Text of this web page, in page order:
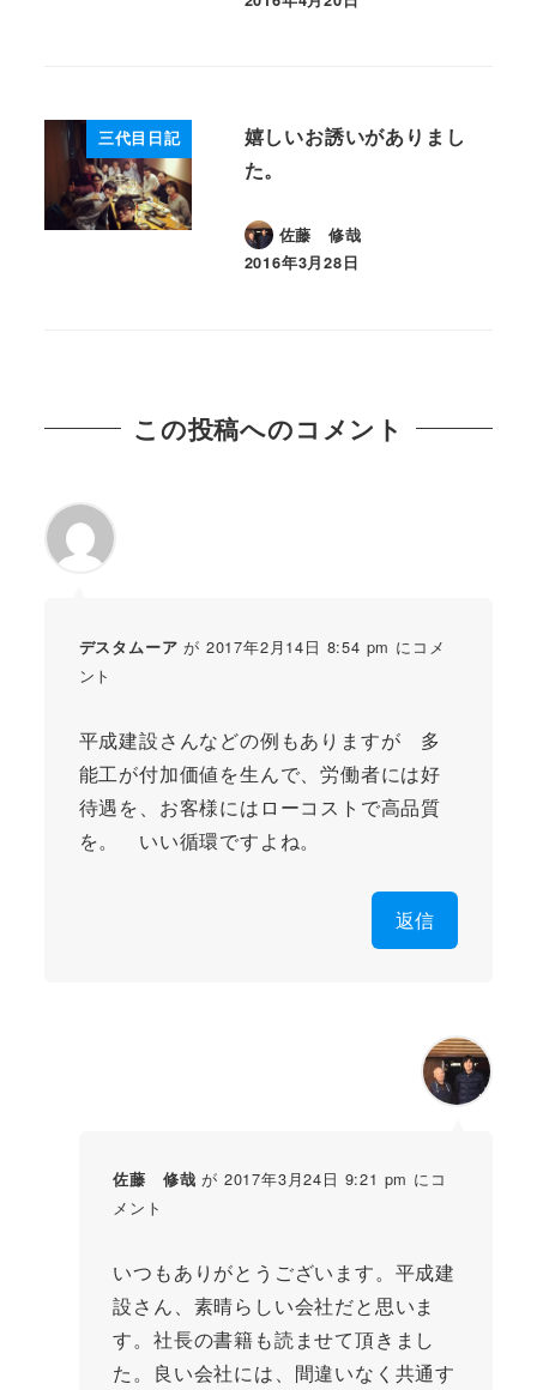
投稿日
三代目日記
嬉しいお誘いがありまし
た。
佐藤 修哉
投稿日
2016年3月28日
この投稿へのコメント
デスタムーア が 2017年2月14日 8:54 pm にコメ
ント
平成建設さんなどの例もありますが 多
能工が付加価値を生んで、労働者には好
待遇を、お客様にはローコストで高品質
を。 いい循環ですよね。
返信
佐藤 修哉 が 2017年3月24日 9:21 pm にコ
メント
いつもありがとうございます。平成建
設さん、素晴らしい会社だと思いま
す。社長の書籍も読ませて頂きまし
た。良い会社には、間違いなく共通す